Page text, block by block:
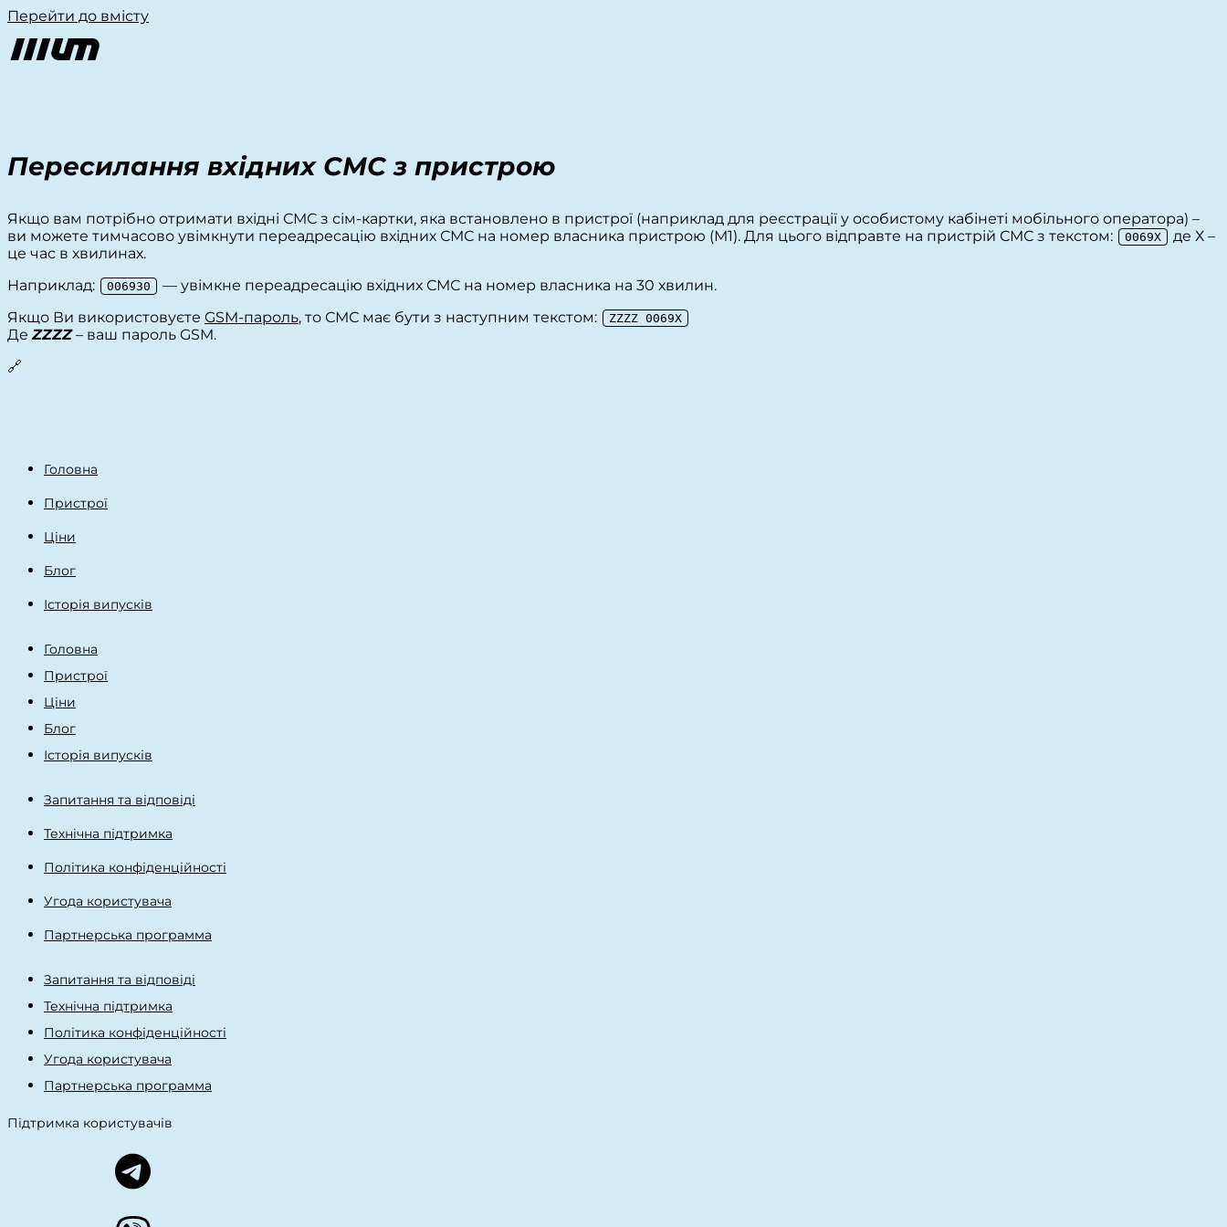
Перейти до вмісту
Пересилання вхідних СМС з пристрою
Якщо вам потрібно отримати вхідні СМС з сім-картки, яка встановлено в пристрої (наприклад для реєстрації у особистому кабінеті мобільного оператора) –
ви можете тимчасово увімкнути переадресацію вхідних СМС на номер власника пристрою (М1). Для цього відправте на пристрій СМС з текстом:
0069Х
де Х –
це час в хвилинах.
Наприклад:
006930
— увімкне переадресацію вхідних СМС на номер власника на 30 хвилин.
Якщо Ви використовуєте GSM-пароль, то СМС має бути з наступним текстом: ZZZZ 0069Х
ДеZZZZ– ваш пароль GSM.
🔗
Головна
Пристрої
Ціни
Блог
Історія випусків
Головна
Пристрої
Ціни
Блог
Історія випусків
Запитання та відповіді
Технічна підтримка
Політика конфіденційності
Угода користувача
Партнерська программа
Запитання та відповіді
Технічна підтримка
Політика конфіденційності
Угода користувача
Партнерська программа
Підтримка користувачів